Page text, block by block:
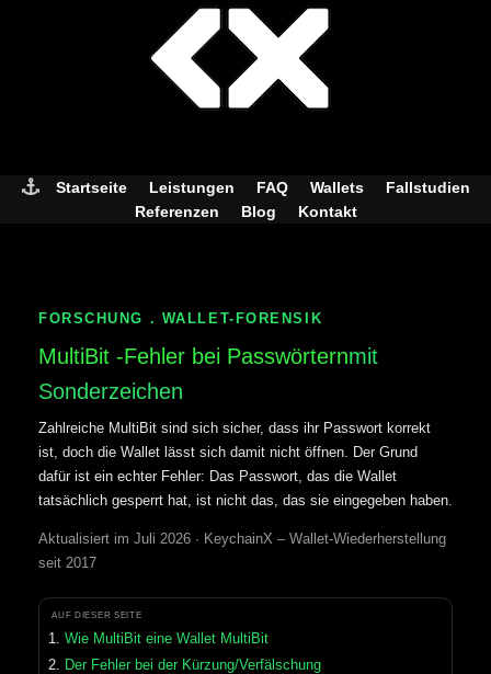
Startseite Leistungen FAQ Wallets
Fallstudien
Referenzen
Blog Kontakt
FORSCHUNG . WALLET-FORENSIK
MultiBit -Fehler bei Passwörternmit
Sonderzeichen
Zahlreiche MultiBit sind sich sicher, dass ihr Passwort korrekt
ist, doch die Wallet lässt sich damit nicht öffnen. Der Grund
dafür ist ein echter Fehler: Das Passwort, das die Wallet
tatsächlich gesperrt hat, ist nicht das, das sie eingegeben haben.
Aktualisiert im Juli 2026 · KeychainX – Wallet-Wiederherstellung
seit 2017
AUF DIESER SEITE
Wie MultiBit eine Wallet MultiBit
Der Fehler bei der Kürzung/Verfälschung